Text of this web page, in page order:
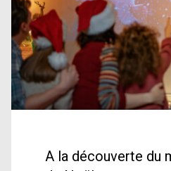
A la découverte du